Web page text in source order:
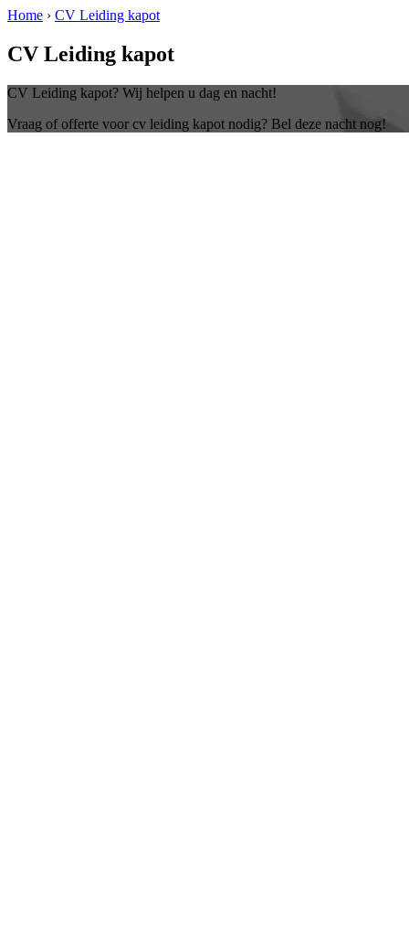
Home › CV Leiding kapot
CV Leiding kapot
CV Leiding kapot? Wij helpen u dag en nacht!
Vraag of offerte voor cv leiding kapot nodig? Bel deze nacht nog!